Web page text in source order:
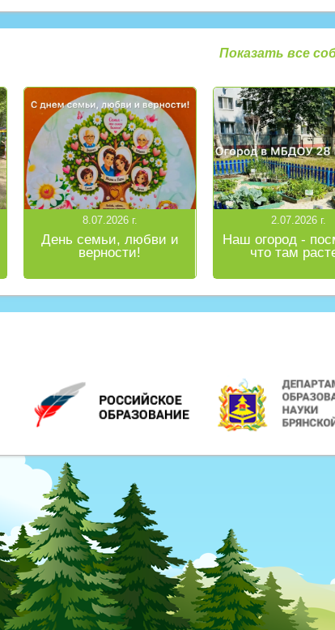
Показать все
8.07.2026 г.
День семьи, любви и
верности!
2.07.2026 г.
Наш огород -
что там